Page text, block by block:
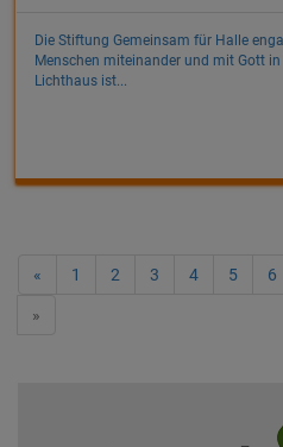
Die Stiftung Gemeinsam für Halle
Menschen miteinander und mit Gott
Lichthaus ist...
« 1 2 3 4 5 6
»